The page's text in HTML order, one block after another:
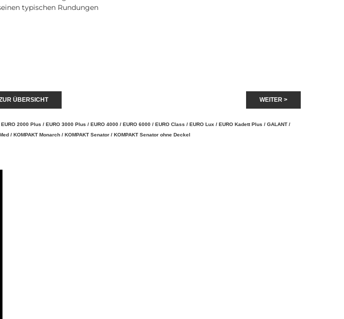
typischen Rundungen
ÜBERSICHT WEITER >
EURO 2000 Plus / EURO 3000 Plus / EURO 4000 / EURO 6000 / EURO Class / EURO Lux / EURO Kadett Plus / GALANT /
/ KOMPAKT Monarch / KOMPAKT Senator / KOMPAKT Senator ohne Deckel